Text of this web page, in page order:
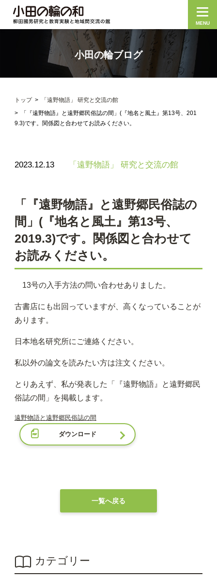
MENU
小田の輪ブログ
トップ
「遠野物語」 研究と交流の館
「『遠野物語』と遠野郷民俗誌の間」(『地名と風土』第13号、201
9.3)です。関係図と合わせてお読みください。
2023.12.13 「遠野物語」 研究と交流の館
「『遠野物語』と遠野郷民俗誌の
間」(『地名と風土』第13号、
2019.3)です。関係図と合わせて
お読みください。
13号の入手方法の問い合わせありました。
古書店にも出回っていますが、高くなっていることが
あります。
日本地名研究所にご連絡ください。
私以外の論文を読みたい方は注文ください。
とりあえず、私が発表した「『遠野物語』と遠野郷民
俗誌の間」を掲載します。
遠野物語と遠野郷民俗誌の間
ダウンロード
一覧へ戻る
カテゴリー